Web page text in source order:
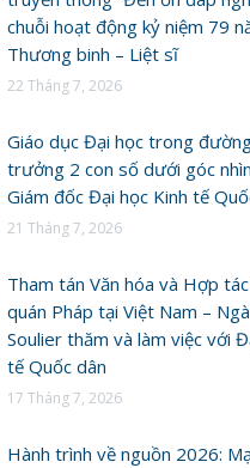
chuỗi hoạt động kỷ niệm 79
Thương binh – Liệt sĩ
22 Tháng 7, 2026
Giáo dục Đại học trong
trưởng 2 con số dưới góc
Giám đốc Đại học Kinh tế
21 Tháng 7, 2026
Tham tán Văn hóa và Hợp
quán Pháp tại Việt Nam –
Soulier thăm và làm việc với
tế Quốc dân
17 Tháng 7, 2026
Hành trình về nguồn 2026: